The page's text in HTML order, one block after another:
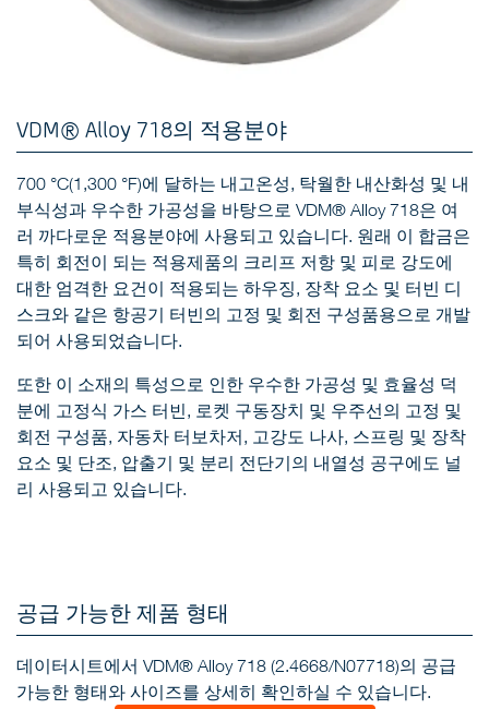
VDM® Alloy 718의 적용분야
700 °C(1,300 °F)에 달하는 내고온성, 탁월한 내산화성 및 내
부식성과 우수한 가공성을 바탕으로 VDM® Alloy 718은 여
러 까다로운 적용분야에 사용되고 있습니다. 원래 이 합금은
특히 회전이 되는 적용제품의 크리프 저항 및 피로 강도에
대한 엄격한 요건이 적용되는 하우징, 장착 요소 및 터빈 디
스크와 같은 항공기 터빈의 고정 및 회전 구성품용으로 개발
되어 사용되었습니다.
또한 이 소재의 특성으로 인한 우수한 가공성 및 효율성 덕
분에 고정식 가스 터빈, 로켓 구동장치 및 우주선의 고정 및
회전 구성품, 자동차 터보차저, 고강도 나사, 스프링 및 장착
요소 및 단조, 압출기 및 분리 전단기의 내열성 공구에도 널
리 사용되고 있습니다.
공급 가능한 제품 형태
데이터시트에서 VDM® Alloy 718 (2.4668/N07718)의 공급
가능한 형태와 사이즈를 상세히 확인하실 수 있습니다.